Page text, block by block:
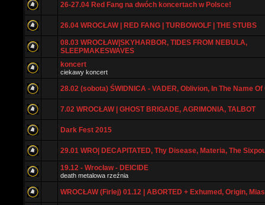
26-27.04 Red Fang na dwóch koncertach w Polsce!
26.04 WROCŁAW | RED FANG | TURBOWOLF | THE STUBS
08.03 WROCŁAW|SKYHARBOR, TIDES FROM NEBULA,
SLEEPMAKESWAVES
koncert
ciekawy koncert
28.02 (sobota) ŚWIDNICA - VADER, Oblivion, In The Name Of
7.02 WROCŁAW | GHOST BRIGADE, AGRIMONIA, TALBOT
Dark Fest 2015
29.01 WRO| DECAPITATED, Thy Disease, Materia, The
19.12 - Wrocław - DEICIDE
death metalowa rzeźnia
WROCŁAW (Firlej) 01.12 | ABORTED + Exhumed, Origin,